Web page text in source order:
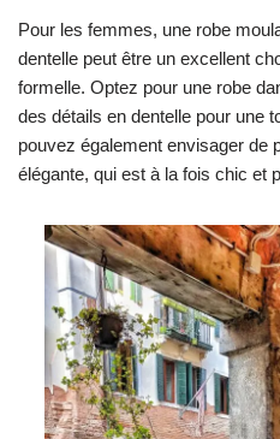
Pour les femmes, une robe
dentelle peut être un excellent
formelle. Optez pour une robe
des détails en dentelle pour une
pouvez également envisager de
élégante, qui est à la fois chic et